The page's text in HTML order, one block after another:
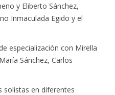
y Eliberto Sánchez,
Inmaculada Egido y el
especialización con Mirella
Sánchez, Carlos
solistas en diferentes